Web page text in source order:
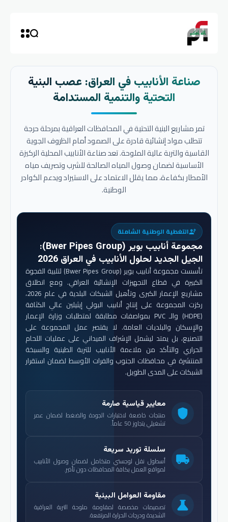
صناعة الأنابيب في العراق: عصب البنية
التحتية والتنمية المستدامة
تمر مشاريع البنية التحتية في المحافظات العراقية بمرحلة حرجة
تتطلب مواد إنشائية قادرة على الصمود أمام الظروف الجوية
القاسية والتربة عالية الملوحة. تعد صناعة الأنابيب المحلية الركيزة
الأساسية لضمان وصول المياه الصالحة للشرب وتصريف مياه
الأمطار بكفاءة، مما يقلل الاعتماد على الاستيراد ويدعم الكوادر
الوطنية.
engineeringالتغطية الوطنية الشاملة
مجموعة أنابيب بوير (Bwer Pipes Group)
:
الجيل الجديد لحلول الأنابيب في العراق 2026
تأسست مجموعة أنابيب بوير (Bwer Pipes Group) لتلبية الفجوة
الكبيرة في قطاع التجهيزات الإنشائية العراقي. ومع انطلاق
مشاريع الإعمار الكبرى وتأهيل الشبكات البلدية في عام 2026،
ركزت المجموعة على إنتاج أنابيب البولي إيثيلين عالي الكثافة
(HDPE) والـ PVC بمواصفات مطابقة لمتطلبات وزارة الإعمار
والإسكان والبلديات العامة. لا يقتصر عمل المجموعة على
التصنيع، بل يمتد ليشمل الإشراف الميداني على عمليات اللحام
الحراري والتأكد من ملاءمة الأنابيب للتربة الطينية والسبخة
المنتشرة في محافظات الجنوب والفرات الأوسط لضمان استقرار
الشبكات على المدى الطويل.
shield
معايير قياسية صارمة
منتجات خاضعة لاختبارات الجودة والضغط لضمان عمر
تشغيلي يتجاوز 50 عاماً.
local_shipping
سلسلة توريد سريعة
أسطول نقل لوجستي متكامل لضمان وصول الأنابيب
لمواقع العمل بكافة المحافظات دون تأخير.
science
مقاومة العوامل البيئية
تصميمات مخصصة لمقاومة ملوحة التربة العراقية
الشديدة ودرجات الحرارة المرتفعة.